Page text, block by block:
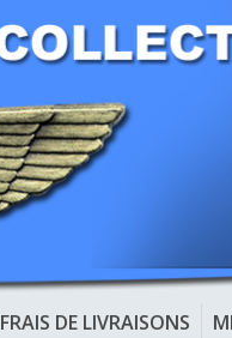
FRAIS DE LIVRAISONS